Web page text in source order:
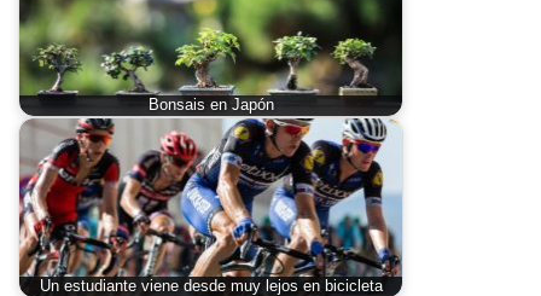
Bonsais en Japón
Un estudiante viene desde muy lejos en bicicleta